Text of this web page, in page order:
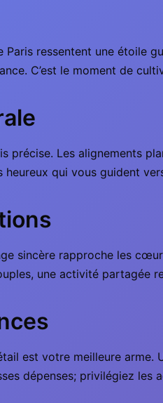
Paris ressentent une étoile
C’est le moment de
précise. Les alignements
heureux qui vous guident
sincère rapproche les
une activité partagée
est votre meilleure
dépenses; privilégiez les